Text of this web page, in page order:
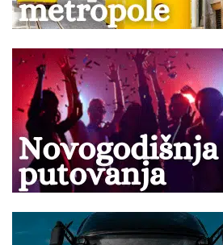
prilikom rezervacije kod hotela
naglašeno da se ista dodatno
Po ovom programu ne postoji
za sopstveni prevoz.
Ukoliko Vam ponuda za Hotel
ne odgovara pogledajte ponudu
Marmarisili kompletnu ponudu